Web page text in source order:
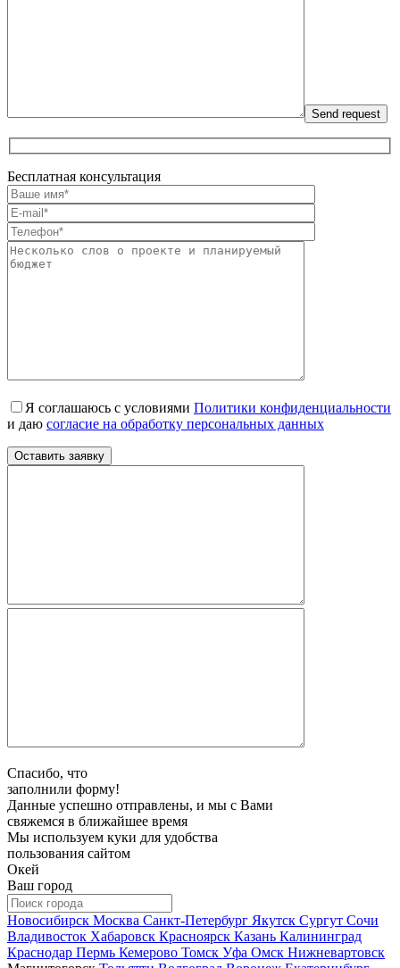
Бесплатная консультация
Я соглашаюсь с условиями Политики конфиденциальности
и даю согласие на обработку персональных данных
Спасибо, что
заполнили форму!
Данные успешно отправлены, и мы с Вами
свяжемся в ближайшее время
Мы используем куки для удобства
пользования сайтом
Окей
Ваш город
Новосибирск Москва Санкт-Петербург Якутск Сургут Сочи
Владивосток Хабаровск Красноярск Казань Калининград
Краснодар Пермь Кемерово Томск Уфа Омск Нижневартовск